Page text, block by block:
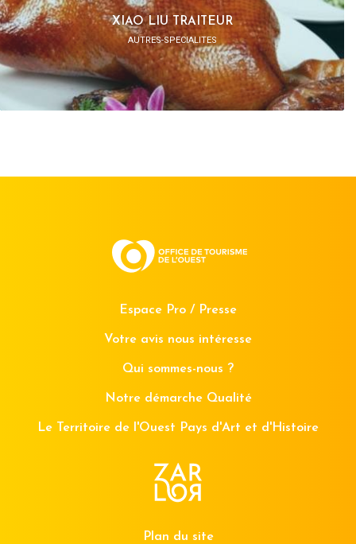
XIAO LIU TRAITEUR
AUTRES-SPECIALITES
Espace Pro / Presse
Votre avis nous intéresse
Qui sommes-nous ?
Notre démarche Qualité
Le Territoire de l'Ouest Pays d'Art et d'Histoire
Plan du site